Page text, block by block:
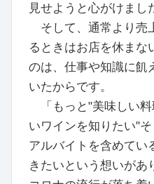
見せようと心がけまし
そして、通常より売
るときはお店を休まな
のは、仕事や知識に飢
いたからです。
「もっと"美味しい料
いワインを知りたい"
アルバイトを含めてい
きたいという想いがあ